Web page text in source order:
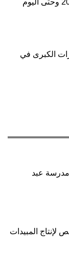
الكبرى في
عبد
المبيدات